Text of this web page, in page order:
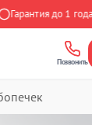
до 1 года
Позвонить